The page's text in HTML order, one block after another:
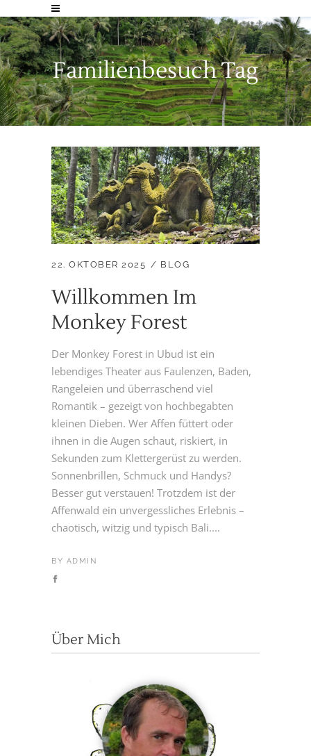
Familienbesuch Tag
22. OKTOBER 2025 BLOG
Willkommen Im
Monkey Forest
Der Monkey Forest in Ubud ist ein
lebendiges Theater aus Faulenzen, Baden,
Rangeleien und überraschend viel
Romantik – gezeigt von hochbegabten
kleinen Dieben. Wer Affen füttert oder
ihnen in die Augen schaut, riskiert, in
Sekunden zum Klettergerüst zu werden.
Sonnenbrillen, Schmuck und Handys?
Besser gut verstauen! Trotzdem ist der
Affenwald ein unvergessliches Erlebnis –
chaotisch, witzig und typisch Bali....
BY ADMIN
Über Mich